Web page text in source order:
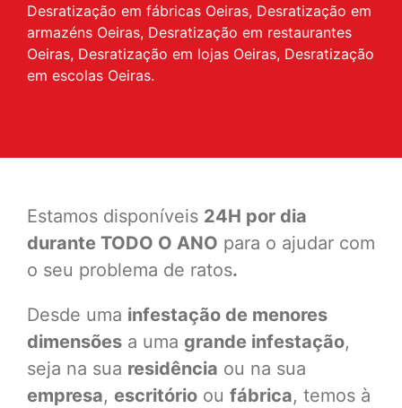
Desratização em fábricas Oeiras, Desratização em
armazéns Oeiras, Desratização em restaurantes
Oeiras, Desratização em lojas Oeiras, Desratização
em escolas Oeiras.
Estamos disponíveis 24H por dia
durante TODO O ANO para o ajudar com
o seu problema de ratos.
Desde uma infestação de menores
dimensões a uma grande infestação,
seja na sua residência ou na sua
empresa, escritório ou fábrica, temos à